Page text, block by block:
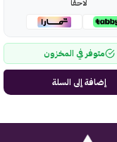
لاحقاً
متوفر في المخزون
إضافة إلى السلة